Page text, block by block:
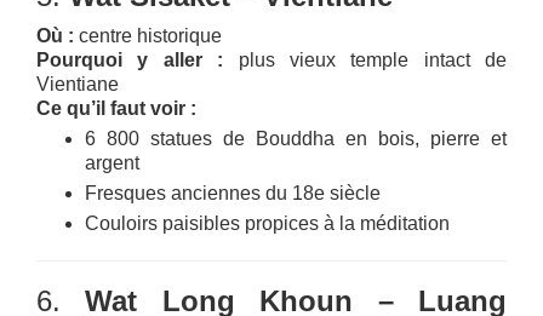
Où : centre historique
Pourquoi y aller : plus vieux temple intact de
Vientiane
Ce qu’il faut voir :
6 800 statues de Bouddha en bois, pierre et
argent
Fresques anciennes du 18e siècle
Couloirs paisibles propices à la méditation
6.Wat Long Khoun – Luang